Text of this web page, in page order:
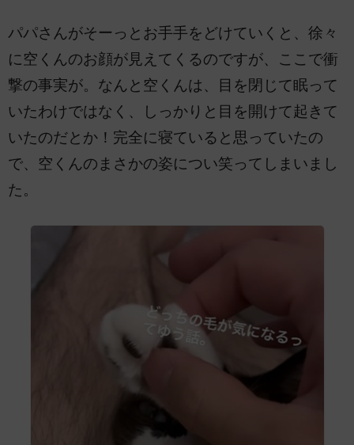
パパさんがそーっとお手手をどけていくと、徐々
に空くんのお顔が見えてくるのですが、ここで衝
撃の事実が。なんと空くんは、目を閉じて眠って
いたわけではなく、しっかりと目を開けて起きて
いたのだとか！完全に寝ていると思っていたの
で、空くんのまさかの姿につい笑ってしまいまし
た。